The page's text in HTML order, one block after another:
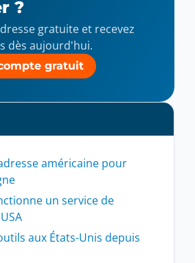
?
gratuite et recevez
dès aujourd'hui.
gratuit
américaine pour
un service de
aux États-Unis depuis